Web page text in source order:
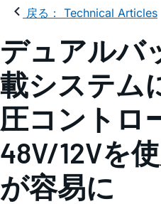
戻る： Technical Articles
デュアルバ
載システム
圧コントロ
48V/12Vを
が容易に